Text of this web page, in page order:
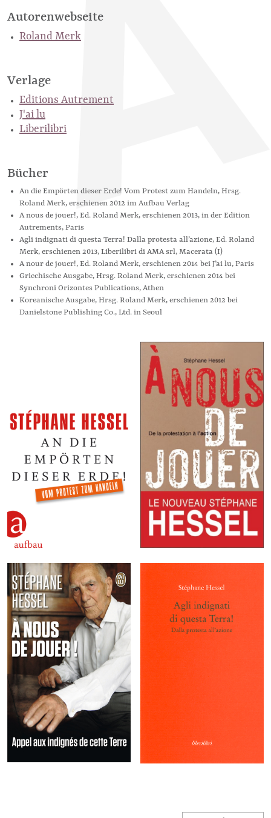
Autorenwebseite
Roland Merk
Verlage
Editions Autrement
J'ai lu
Liberilibri
Bücher
An die Empörten dieser Erde! Vom Protest zum Handeln, Hrsg.
Roland Merk, erschienen 2012 im Aufbau Verlag
A nous de jouer!, Ed. Roland Merk, erschienen 2013, in der Edition
Autrements, Paris
Agli indignati di questa Terra! Dalla protesta all’azione, Ed. Roland
Merk, erschienen 2013, Liberilibri di AMA srl, Macerata (I)
A nour de jouer!, Ed. Roland Merk, erschienen 2014 bei J’ai lu, Paris
Griechische Ausgabe, Hrsg. Roland Merk, erschienen 2014 bei
Synchroni Orizontes Publications, Athen
Koreanische Ausgabe, Hrsg. Roland Merk, erschienen 2012 bei
Danielstone Publishing Co., Ltd. in Seoul